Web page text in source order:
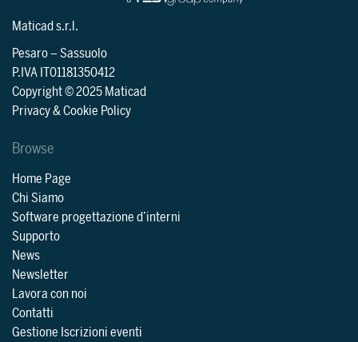
Maticad s.r.l.
Pesaro–Sassuolo
P.IVA IT01181350412
Copyright © 2025 Maticad
Privacy & Cookie Policy
Browse
Home Page
Chi Siamo
Software progettazione d’interni
Supporto
News
Newsletter
Lavora con noi
Contatti
Gestione Iscrizioni eventi